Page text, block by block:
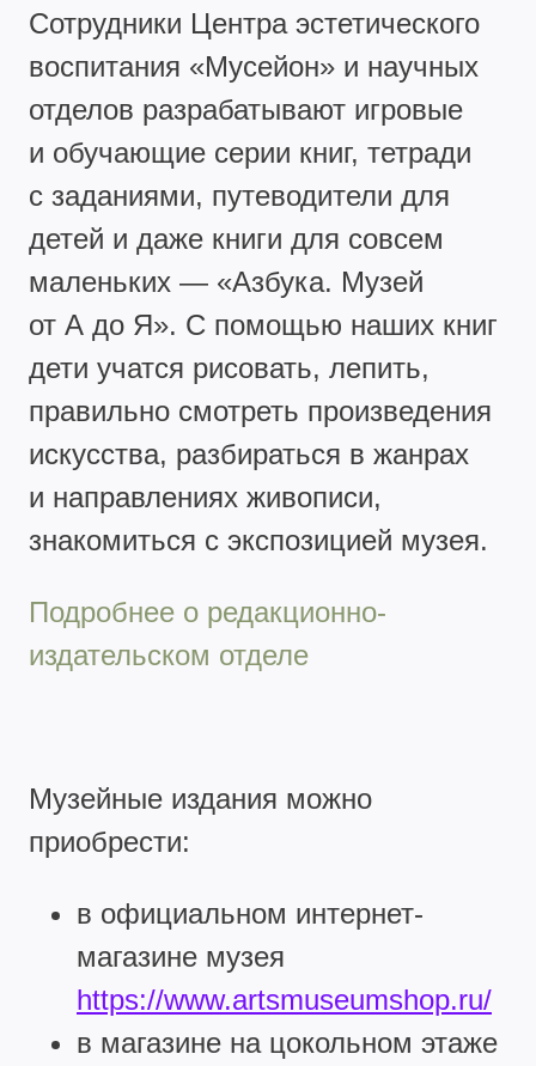
Сотрудники Центра эстетического
воспитания «Мусейон» и научных
отделов разрабатывают игровые
и обучающие серии книг, тетради
с заданиями, путеводители для
детей и даже книги для совсем
маленьких — «Азбука. Музей
от А до Я». С помощью наших книг
дети учатся рисовать, лепить,
правильно смотреть произведения
искусства, разбираться в жанрах
и направлениях живописи,
знакомиться с экспозицией музея.
Подробнее о редакционно-
издательском отделе
Музейные издания можно
приобрести:
в официальном интернет-
магазине музея
https://www.artsmuseumshop.ru/
в магазине на цокольном этаже